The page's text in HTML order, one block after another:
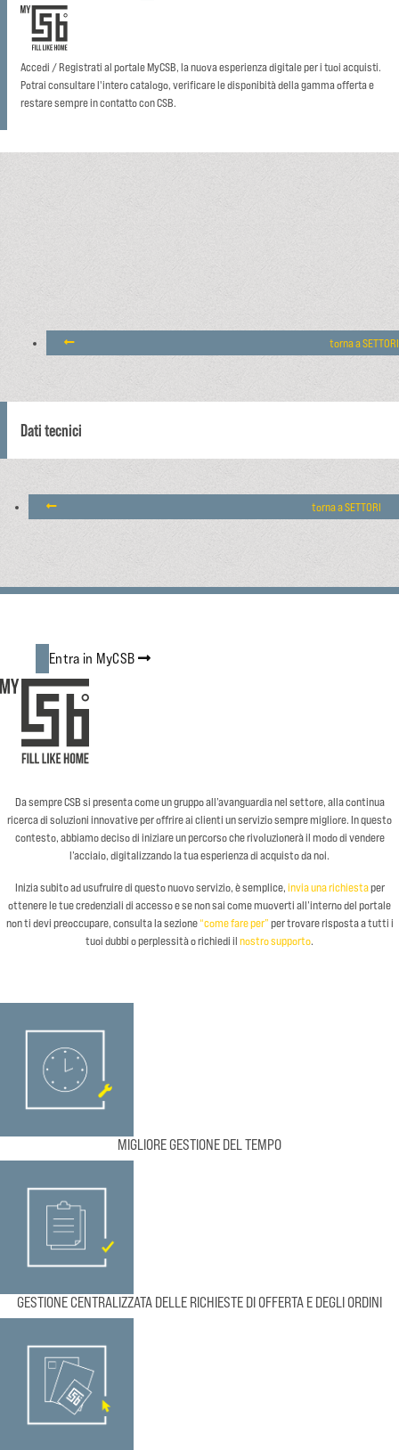
Accedi / Registrati al portale MyCSB, la nuova esperienza digitale per i tuoi acquisti.
Potrai consultare l'intero catalogo, verificare le disponibità della gamma offerta e
restare sempre in contatto con CSB.
torna a SETTORI
Dati tecnici
torna a SETTORI
Entra in MyCSB
Da sempre CSB si presenta come un gruppo all’avanguardia nel settore, alla continua
ricerca di soluzioni innovative per offrire ai clienti un servizio sempre migliore. In questo
contesto, abbiamo deciso di iniziare un percorso che rivoluzionerà il modo di vendere
l’acciaio, digitalizzando la tua esperienza di acquisto da noi.
Inizia subito ad usufruire di questo nuovo servizio, è semplice,invia una richiestaper
ottenere le tue credenziali di accesso e se non sai come muoverti all’interno del portale
non ti devi preoccupare, consulta la sezione“come fare per”per trovare risposta a tutti i
tuoi dubbi o perplessità o richiedi ilnostro supporto.
MIGLIORE GESTIONE DEL TEMPO
GESTIONE CENTRALIZZATA DELLE RICHIESTE DI OFFERTA E DEGLI ORDINI